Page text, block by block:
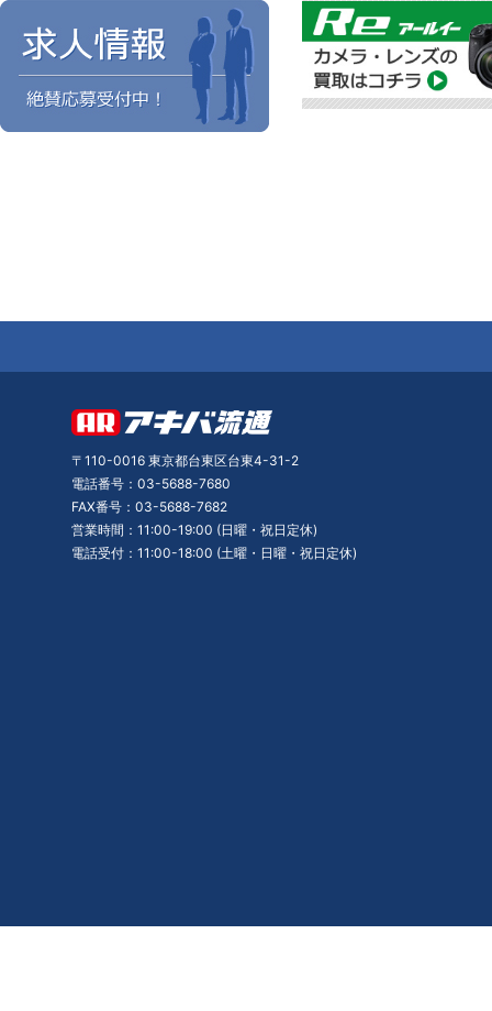
〒110-0016 東京都台東区台東4-31-2
電話番号：03-5688-7680
FAX番号：03-5688-7682
営業時間：11:00-19:00 (日曜・祝日定休)
電話受付：11:00-18:00 (土曜・日曜・祝日定休)